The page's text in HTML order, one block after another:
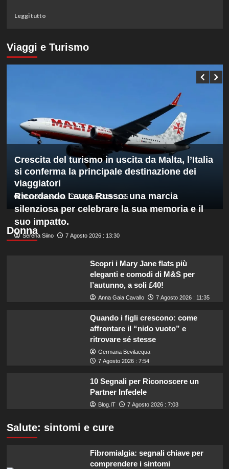
Leggi tuttoLeggi
su
Esordio
ok
di
Montreal,
sconfitto
in
due
set
Viaggi e Turismo
Crescita del turismo in uscita da Malta, l’Italia
si conferma la principale destinazione dei
viaggiatori
Marco Vaccarella 7 Agosto 2026 : 1:55
Donna
Ricordando Laura Russo: una marcia
silenziosa per celebrare la sua memoria e il
suo impatto.
Serena Siino 7 Agosto 2026 : 13:30
Scopri i Mary Jane flats più
eleganti e comodi di M&S per
l’autunno, a soli £40!
Anna Gaia Cavallo 7 Agosto 2026 : 11:35
Quando i figli crescono: come
affrontare il “nido vuoto” e
ritrovare sé stesse
Germana Bevilacqua
7 Agosto 2026 : 7:54
10 Segnali per Riconoscere un
Partner Infedele
Blog.IT 7 Agosto 2026 : 7:03
Salute: sintomi e cure
Fibromialgia: segnali chiave per
comprendere i sintomi